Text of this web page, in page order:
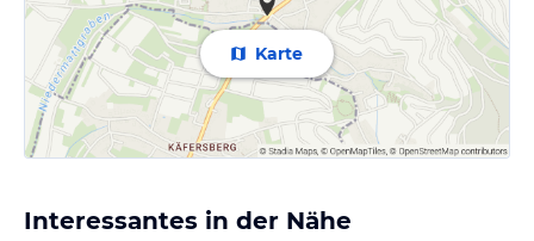
Karte
Interessantes in der Nähe